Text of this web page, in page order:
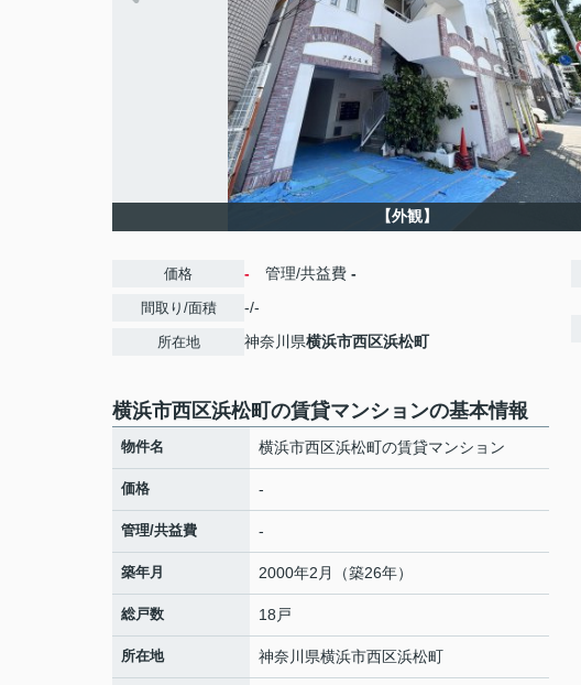
【外観】
価格 - 管理/共益費 -
間取り/面積 -/-
所在地 神奈川県横浜市西区浜松町
横浜市西区浜松町の賃貸マンションの基本情報
物件名 横浜市西区浜松町の賃貸マンション
価格 -
管理/共益費 -
築年月 2000年2月（築26年）
総戸数 18戸
所在地 神奈川県横浜市西区浜松町